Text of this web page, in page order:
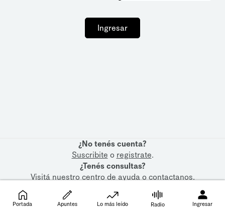
Ingresar
¿No tenés cuenta?
Suscribite o registrate.
¿Tenés consultas?
Visitá nuestrocentro de ayudaocontactanos.
Portada Apuntes Lo más leído Radio Ingresar